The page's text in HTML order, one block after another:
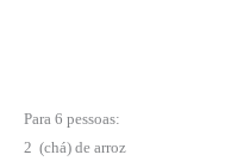
Para 6 pessoas:
2 (chá) de arroz